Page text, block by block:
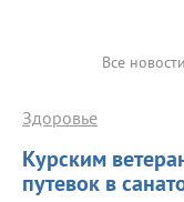
Все новости
Курским
путевок в
Здоровье